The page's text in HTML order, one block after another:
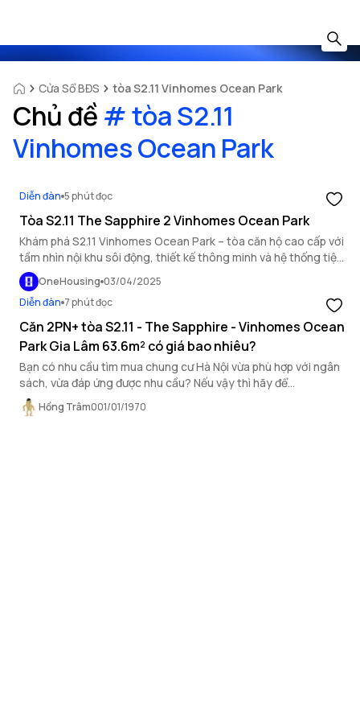
Cửa Sổ BĐS tòa S2.11 Vinhomes Ocean Park
Chủ đề #tòa S2.11
Vinhomes Ocean Park
Diễn đàn 5 phút đọc
Tòa S2.11 The Sapphire 2 Vinhomes Ocean Park
Khám phá S2.11 Vinhomes Ocean Park – tòa căn hộ cao cấp với
tầm nhìn nội khu sôi động, thiết kế thông minh và hệ thống tiện
ích đẳng cấp bậc nhất đại đô thị.
OneHousing 03/04/2025
Diễn đàn 7 phút đọc
Căn 2PN+ tòa S2.11 - The Sapphire - Vinhomes Ocean
Park Gia Lâm 63.6m² có giá bao nhiêu?
Bạn có nhu cầu tìm mua chung cư Hà Nội vừa phù hợp với ngân
sách, vừa đáp ứng được nhu cầu? Nếu vậy thì hãy để
OneHousing giúp bạn đưa ra lựa chọn với dự án The Sapphire!
Hồng Trâm001/01/1970